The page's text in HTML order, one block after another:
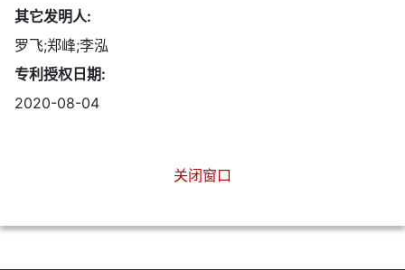
其它发明人:
罗飞;郑峰;李泓
专利授权日期:
2020-08-04
关闭窗口